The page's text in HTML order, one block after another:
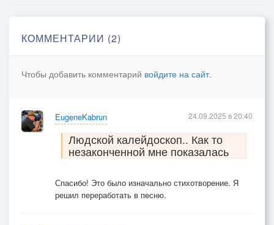
КОММЕНТАРИИ (2)
Чтобы добавить комментарий войдите на сайт.
EugeneKabrun
Людской калейдоскоп.. Как то
незаконченной мне показалась
Спасибо! Это было изначально стихотворение. Я
решил переработать в песню.
24.09.2025 в 20:40